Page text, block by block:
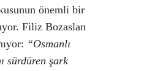
önemli bir
Filiz Bozaslan
“Osmanlı
sürdüren şark